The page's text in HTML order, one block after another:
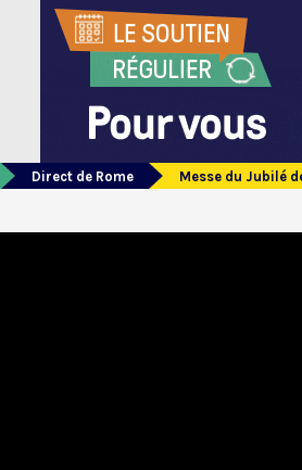
Direct de Rome Messe du Jubilé